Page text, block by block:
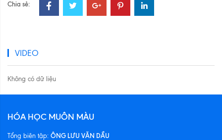
Chia sẻ:
VIDEO
Không có dữ liệu
HÓA HỌC MUÔN MÀU
Tổng biên tập: ÔNG LƯU VĂN DẦU